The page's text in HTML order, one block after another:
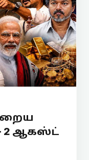
2 ஆகஸ்ட்